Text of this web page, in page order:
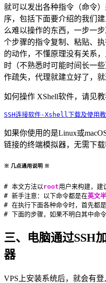
就可以发出各种指令（命令
序，包括下面要介绍的我们
么难以操作的东西，一步一
个步骤的指令复制、粘贴、
的动作，不懂原理没有关系
时（不熟悉时可能时间长一
作疏失，代理就建立好了，就
如何操作 XShell软件，请见教
SSH连接软件-Xshell下载及使用
如果你使用的是Linux或
链接的终端模拟器，无需下载
※ 几点通用说明 ※
# 本文方法以 root用户来构建，建
# 新手注意：以下命令都是在英文
# 在执行下面各种命令时，首先都
# 下面的步骤，如果不明白其中命
三、电脑通过SSH
器
VPS上安装系统后，就会有登